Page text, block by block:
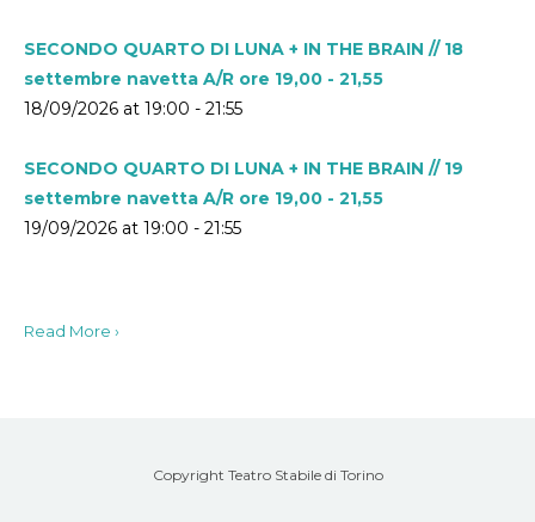
SECONDO QUARTO DI LUNA + IN THE BRAIN // 18
settembre navetta A/R ore 19,00 - 21,55
18/09/2026 at 19:00 - 21:55
SECONDO QUARTO DI LUNA + IN THE BRAIN // 19
settembre navetta A/R ore 19,00 - 21,55
19/09/2026 at 19:00 - 21:55
Read More ›
Copyright Teatro Stabile di Torino